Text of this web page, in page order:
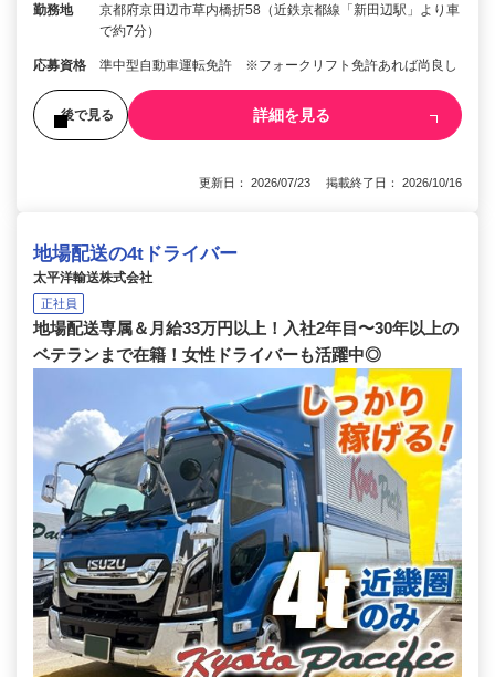
勤務地
京都府京田辺市草内橋折58（近鉄京都線「新田辺駅」より車
で約7分）
応募資格 準中型自動車運転免許 ※フォークリフト免許あれば尚良し
後で見る 詳細を見る
更新日： 2026/07/23 掲載終了日： 2026/10/16
地場配送の4tドライバー
太平洋輸送株式会社
正社員
地場配送専属＆月給33万円以上！入社2年目〜30年以上の
ベテランまで在籍！女性ドライバーも活躍中◎